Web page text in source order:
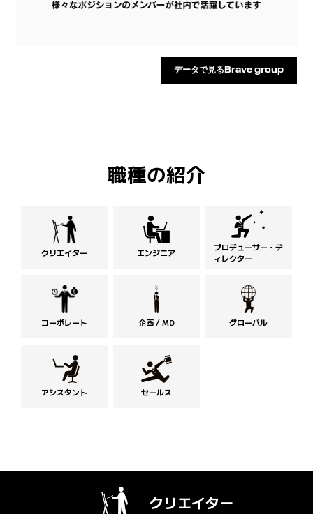
データで見るBrave group
職種の紹介
クリエイター エンジニア
プロデューサー・デ
ィレクター
コーポレート 企画 / MD グローバル
アシスタント セールス
クリエイター